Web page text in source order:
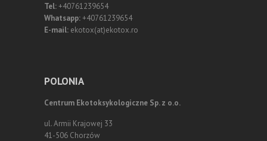
Tel:+40761239654
Whatsapp:+40761239654
E-mail: ekotox(at)ekotox.ro
POLONIA
Centrum Ekotoksykologiczne Sp. z o.o.
ul. Armii Krajowej 33
41-506 Chorzów